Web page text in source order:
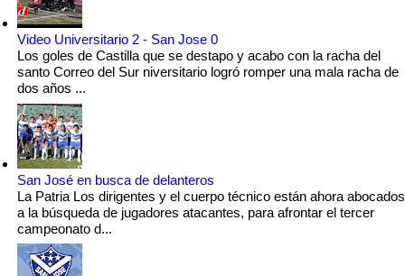
Video Universitario 2 - San Jose 0
Los goles de Castilla que se destapo y acabo con la racha del
santo Correo del Sur niversitario logró romper una mala racha de
dos años ...
San José en busca de delanteros
La Patria Los dirigentes y el cuerpo técnico están ahora abocados
a la búsqueda de jugadores atacantes, para afrontar el tercer
campeonato d...